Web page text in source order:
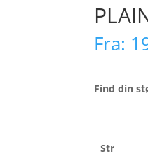
Fra:
Find din
Str